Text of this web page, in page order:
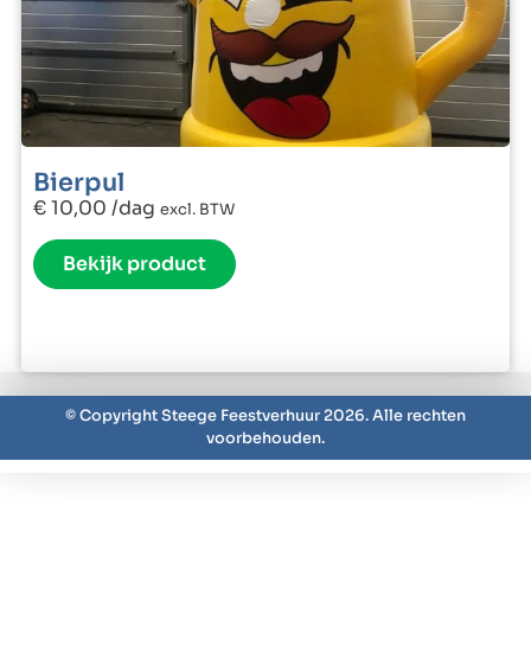
Bierpul
€10,00 /dag excl. BTW
Bekijk product
© Copyright Steege Feestverhuur 2026. Alle rechten
voorbehouden.